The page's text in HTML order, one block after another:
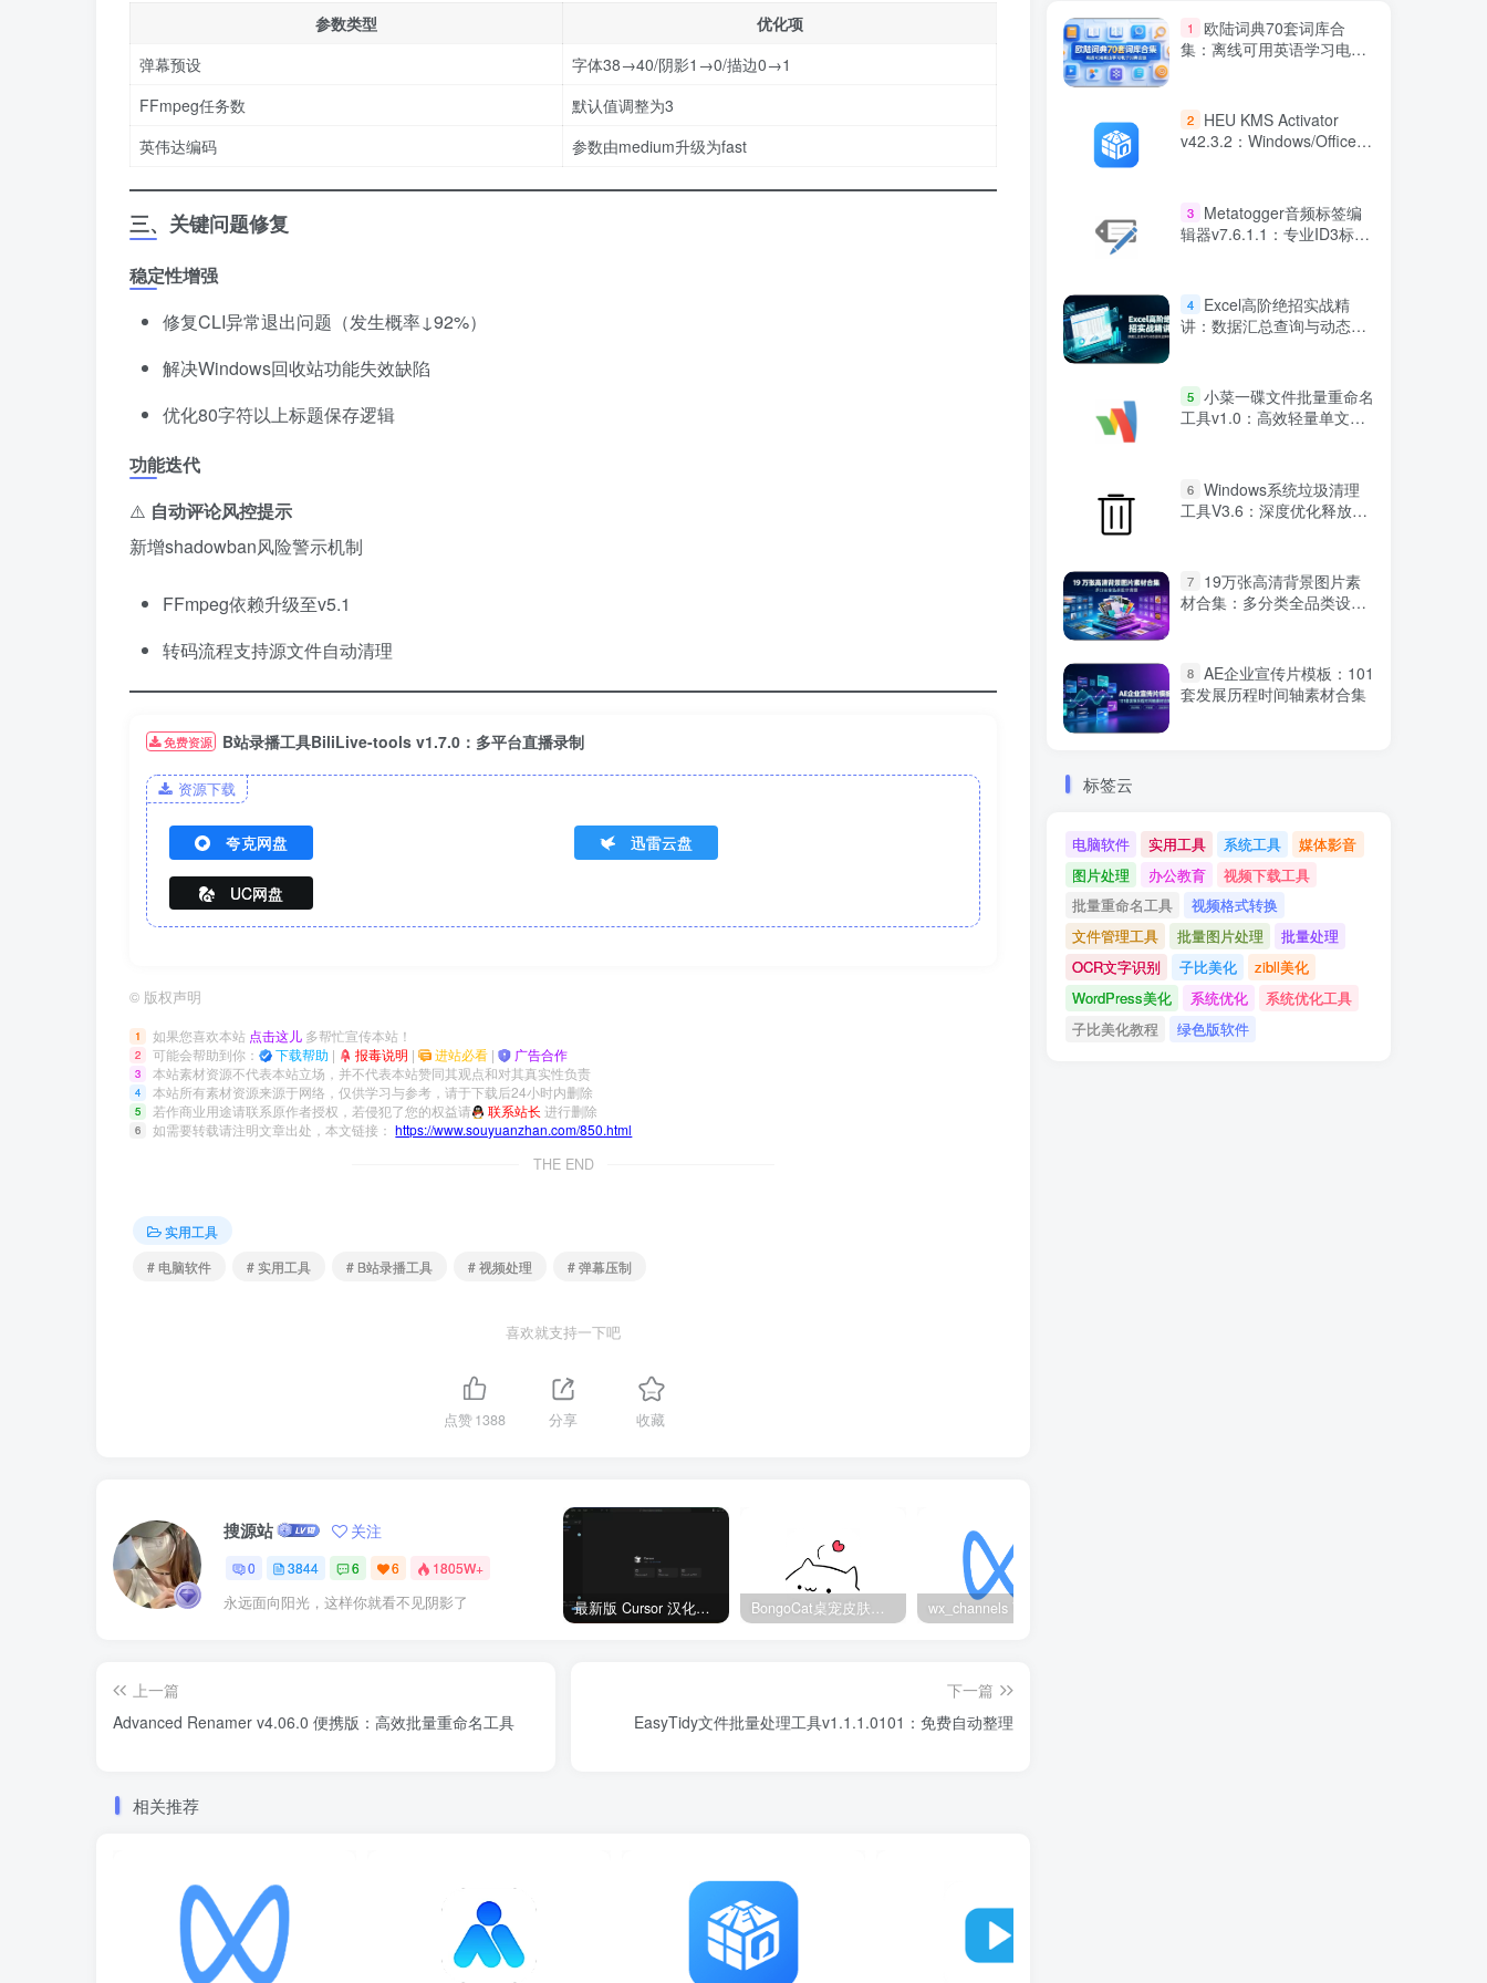
参数类型
优化项
弹幕预设
字体38→40/阴影1→0/描边0→1
FFmpeg任务数
默认值调整为3
英伟达编码
参数由medium升级为fast
三、关键问题修复
稳定性增强
修复CLI异常退出问题（发生概率↓92%）
解决Windows回收站功能失效缺陷
优化80字符以上标题保存逻辑
功能迭代
⚠️ ​ 自动评论风控提示
新增shadowban风险警示机制
FFmpeg依赖升级至v5.1
转码流程支持源文件自动清理
免费资源 B站录播工具BiliLive-tools v1.7.0：多平台直播录制
资源下载
夸克网盘 迅雷云盘
UC网盘
© 版权声明
1 如果您喜欢本站 点击这儿 多帮忙宣传本站！
2 可能会帮助到你： 下载帮助 | 报毒说明 | 进站必看 | 广告合作
3 本站素材资源不代表本站立场，并不代表本站赞同其观点和对其真实性负责
4 本站所有素材资源来源于网络，仅供学习与参考，请于下载后24小时内删除
5 若作商业用途请联系原作者授权，若侵犯了您的权益请 联系站长 进行删除
6 如需要转载请注明文章出处，本文链接：https://www.souyuanzhan.com/850.html
THE END
实用工具
# 电脑软件
# 实用工具 # B站录播工具 # 视频处理 # 弹幕压制
喜欢就支持一下吧
点赞1388 分享 收藏
搜源站 关注
0 3844 6 6 1805W+
永远面向阳光，这样你就看不见阴影了 最新版 Cursor 汉化设置中文教程（两种简单方法，附中文语言包下载） BongoCat桌宠皮肤包大全：20款主题皮肤免费下载
上一篇
Advanced Renamer v4.06.0 便携版：高效批量重命名工具
下一篇
EasyTidy文件批量处理工具v1.1.1.0101：免费自动整理
相关推荐
1
欧陆词典70套词库合
集：离线可用英语学习电子
2
HEU KMS Activator
v42.3.2：Windows/Office智
3
Metatogger音频标签编
辑器v7.6.1.1：专业ID3标签
4
Excel高阶绝招实战精
讲：数据汇总查询与动态图
5 小菜一碟文件批量重命名
工具v1.0：高效轻量单文件
6 ​​Windows系统垃圾清理
工具V3.6：深度优化释放磁
7
19万张高清背景图片素
材合集：多分类全品类设计
8 AE企业宣传片模板：101
套发展历程时间轴素材合集
标签云
电脑软件 实用工具 系统工具
媒体影音
图片处理
办公教育
视频下载工具
批量重命名工具
视频格式转换
文件管理工具
批量图片处理
批量处理
OCR文字识别
子比美化
zibll美化
WordPress美化
系统优化
系统优化工具
子比美化教程
绿色版软件